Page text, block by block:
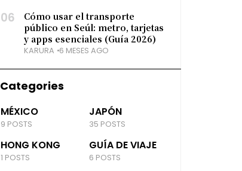
06
Cómo usar el transporte
público en Seúl: metro, tarjetas
y apps esenciales (Guía 2026)
KARURA 6 MESES AGO
Categories
MÉXICO
9 POSTS
JAPÓN
35 POSTS
HONG KONG
1 POSTS
GUÍA DE VIAJE
6 POSTS